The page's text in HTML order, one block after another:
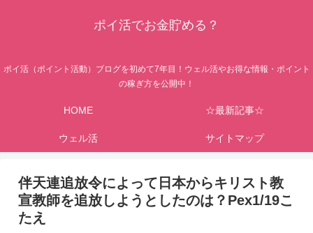
ポイ活でお金貯める？
ポイ活（ポイント活動）ブログを初めて7年目！ウェル活やお得な情報・ポイント
の稼ぎ方を公開中！
HOME ☆最新記事☆
ウェル活 サイトマップ
伴天連追放令によって日本からキリスト教
宣教師を追放しようとしたのは？Pex1/19こ
たえ